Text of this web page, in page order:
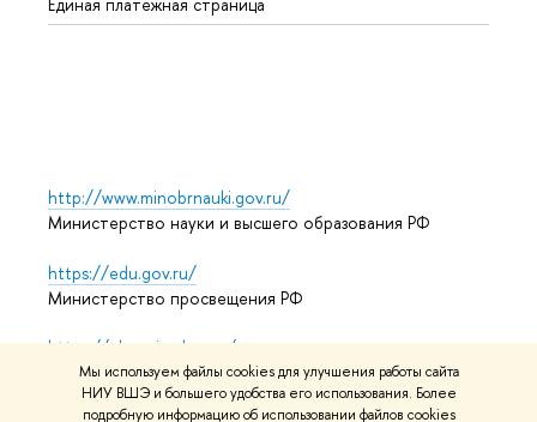
Мы используем файлы cookies для улучшения работы сайта
НИУ ВШЭ и большего удобства его использования. Более
подробную информацию об использовании файлов cookies
http://www.minobrnauki.gov.ru/
Министерство науки и высшего образования РФ
https://edu.gov.ru/
Министерство просвещения РФ
https://elearning.hse.ru/mooc
Массовые открытые онлайн-курсы